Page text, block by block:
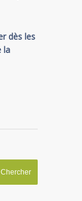
dès les
la